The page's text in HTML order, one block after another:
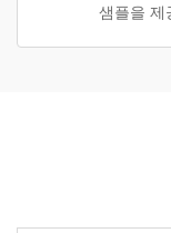
샘플을 제